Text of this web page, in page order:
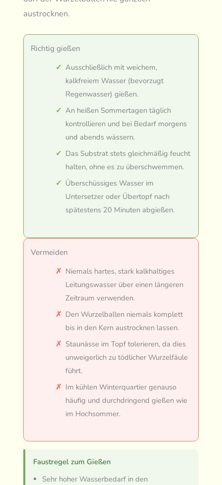
austrocknen.
Richtig gießen
Ausschließlich mit weichem,
kalkfreiem Wasser (bevorzugt
Regenwasser) gießen.
An heißen Sommertagen täglich
kontrollieren und bei Bedarf morgens
und abends wässern.
Das Substrat stets gleichmäßig feucht
halten, ohne es zu überschwemmen.
Überschüssiges Wasser im
Untersetzer oder Übertopf nach
spätestens 20 Minuten abgießen.
Vermeiden
Niemals hartes, stark kalkhaltiges
Leitungswasser über einen längeren
Zeitraum verwenden.
Den Wurzelballen niemals komplett
bis in den Kern austrocknen lassen.
Staunässe im Topf tolerieren, da dies
unweigerlich zu tödlicher Wurzelfäule
führt.
Im kühlen Winterquartier genauso
häufig und durchdringend gießen wie
im Hochsommer.
Faustregel zum Gießen
Sehr hoher Wasserbedarf in den